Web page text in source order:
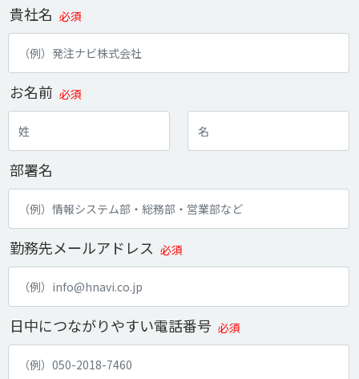
貴社名 必須
お名前 必須
部署名
勤務先メールアドレス 必須
日中につながりやすい電話番号 必須